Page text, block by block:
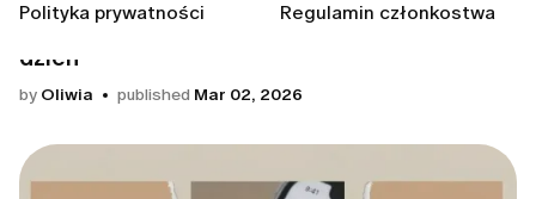
Polityka prywatności Regulamin członkostwa
Prognozy stylu 2026 – do noszenia na co
dzień
by Oliwia published Mar 02, 2026